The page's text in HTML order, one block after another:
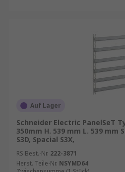
Auf Lager
Schneider Electric PanelSeT
350mm H. 539 mm L. 539 mm
S3D, Spacial S3X,
RS Best.-Nr. 222-3871
Herst. Teile-Nr. NSYMD64